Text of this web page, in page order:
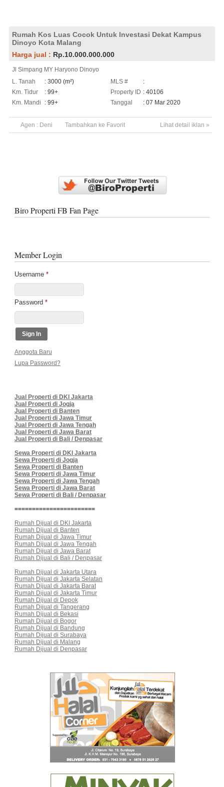
Rumah Kos Luas Cocok Untuk Investasi Dekat Kampus
Dinoyo Kota Malang
Harga jual : Rp.10.000.000.000
Jl Simpang MY Haryono Dinoyo
L. Tanah
: 3000 (m²)
Km. Tidur
: 99+
Km. Mandi
: 99+
MLS #
:
Property ID : 40106
Tanggal
: 07 Mar 2020
Agen : Deni Lihat detail iklan »
Tambahkan ke Favorit
Biro Properti FB Fan Page
Member Login
Username *
Password *
Anggota Baru
Lupa Password?
Jual Properti di DKI Jakarta
Jual Properti di Jogja
Jual Properti di Banten
Jual Properti di Jawa Timur
Jual Properti di Jawa Tengah
Jual Properti di Jawa Barat
Jual Properti di Bali / Denpasar
Sewa Properti di DKI Jakarta
Sewa Properti di Jogja
Sewa Properti di Banten
Sewa Properti di Jawa Timur
Sewa Properti di Jawa Tengah
Sewa Properti di Jawa Barat
Sewa Properti di Bali / Denpasar
=======================
Rumah Dijual di DKI Jakarta
Rumah Dijual di Banten
Rumah Dijual di Jawa Timur
Rumah Dijual di Jawa Tengah
Rumah Dijual di Jawa Barat
Rumah Dijual di Bali / Denpasar
Rumah Dijual di Jakarta Utara
Rumah Dijual di Jakarta Selatan
Rumah Dijual di Jakarta Barat
Rumah Dijual di Jakarta Timur
Rumah Dijual di Depok
Rumah Dijual di Tangerang
Rumah Dijual di Bekasi
Rumah Dijual di Bogor
Rumah Dijual di Bandung
Rumah Dijual di Surabaya
Rumah Dijual di Malang
Rumah Dijual di Denpasar